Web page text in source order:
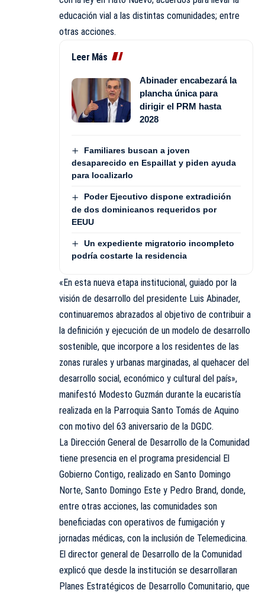
educación vial a las distintas comunidades; entre
otras acciones.
Leer Más
Abinader encabezará la
plancha única para
dirigir el PRM hasta
2028
Familiares buscan a joven
desaparecido en Espaillat y piden ayuda
para localizarlo
Poder Ejecutivo dispone extradición
de dos dominicanos requeridos por
EEUU
Un expediente migratorio incompleto
podría costarte la residencia
«En esta nueva etapa institucional, guiado por la
visión de desarrollo del presidente Luis Abinader,
continuaremos abrazados al objetivo de contribuir a
la definición y ejecución de un modelo de desarrollo
sostenible, que incorpore a los residentes de las
zonas rurales y urbanas marginadas, al quehacer del
desarrollo social, económico y cultural del país»,
manifestó Modesto Guzmán durante la eucaristía
realizada en la Parroquia Santo Tomás de Aquino
con motivo del 63 aniversario de la DGDC.
La Dirección General de Desarrollo de la Comunidad
tiene presencia en el programa presidencial El
Gobierno Contigo, realizado en Santo Domingo
Norte, Santo Domingo Este y Pedro Brand, donde,
entre otras acciones, las comunidades son
beneficiadas con operativos de fumigación y
jornadas médicas, con la inclusión de Telemedicina.
El director general de Desarrollo de la Comunidad
explicó que desde la institución se desarrollaran
Planes Estratégicos de Desarrollo Comunitario, que